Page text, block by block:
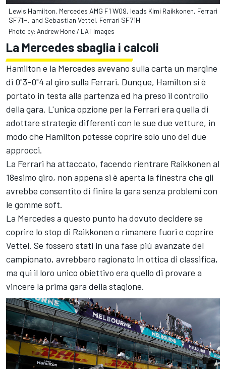
Lewis Hamilton, Mercedes AMG F1 W09, leads Kimi Raikkonen, Ferrari
SF71H, and Sebastian Vettel, Ferrari SF71H
Photo by: Andrew Hone / LAT Images
La Mercedes sbaglia i calcoli
Hamilton e la Mercedes avevano sulla carta un margine
di 0"3-0"4 al giro sulla Ferrari. Dunque, Hamilton si è
portato in testa alla partenza ed ha preso il controllo
della gara. L'unica opzione per la Ferrari era quella di
adottare strategie differenti con le sue due vetture, in
modo che Hamilton potesse coprire solo uno dei due
approcci.
La Ferrari ha attaccato, facendo rientrare Raikkonen al
18esimo giro, non appena si è aperta la finestra che gli
avrebbe consentito di finire la gara senza problemi con
le gomme soft.
La Mercedes a questo punto ha dovuto decidere se
coprire lo stop di Raikkonen o rimanere fuori e coprire
Vettel. Se fossero stati in una fase più avanzate del
campionato, avrebbero ragionato in ottica di classifica,
ma qui il loro unico obiettivo era quello di provare a
vincere la prima gara della stagione.